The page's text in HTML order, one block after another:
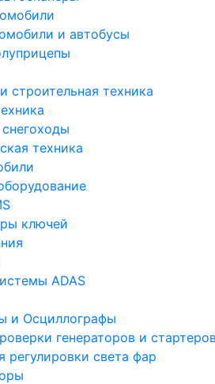
и автобусы
строительная техника
техника
ключей
ADAS
и Осциллографы
генераторов и
регулировки света фар